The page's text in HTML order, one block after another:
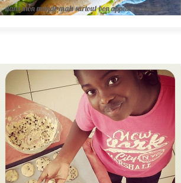
dans mon monde mais surtout bon appétit en avance !